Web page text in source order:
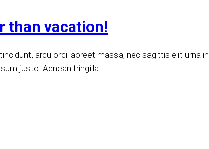
than vacation!
arcu orci laoreet massa, nec sagittis elit urna in
justo. Aenean fringilla…